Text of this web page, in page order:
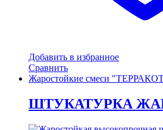
Добавить в избранное
Сравнить
Жаростойкие смеси
ШТУКАТУРКА